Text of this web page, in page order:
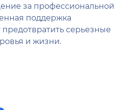
за профессиональной
поддержка
серьезные
и жизни.